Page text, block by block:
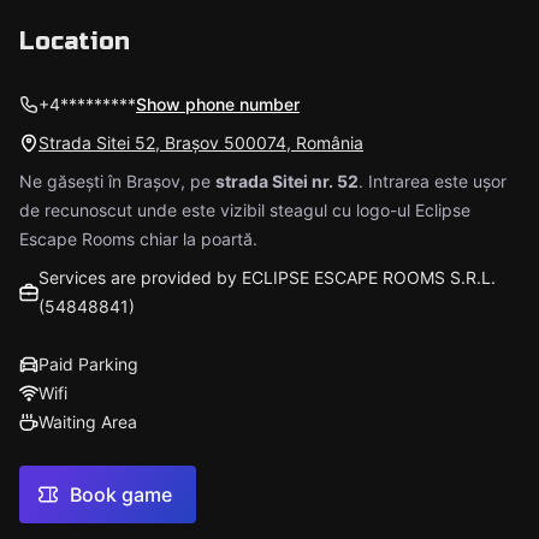
Location
+4*********Show phone number
Strada Sitei 52, Brașov 500074, România
Ne găsești în Brașov, pe strada Sitei nr. 52. Intrarea este ușor
de recunoscut unde este vizibil steagul cu logo-ul Eclipse
Escape Rooms chiar la poartă.
Services are provided by ECLIPSE ESCAPE ROOMS S.R.L.
(54848841)
Paid Parking
Wifi
Waiting Area
Book game